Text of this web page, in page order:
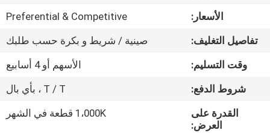
مراقبة
الجودة
اتصل
الأسعار:
Preferential & Competitive
تفاصيل التغليف:
صينية / شريط و بكرة حسب طلبك
وقت التسليم:
الأسهم أو 4 أسابيع
شروط الدفع:
T / T ، بأي بال
القدرة على
العرض:
1،000K قطعة في الشهر